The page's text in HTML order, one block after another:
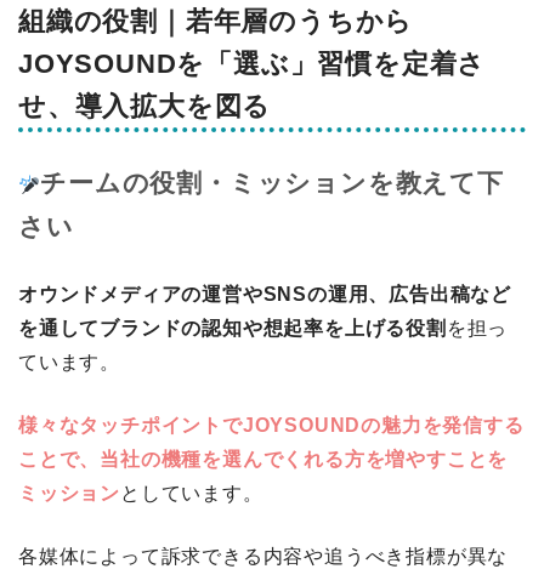
組織の役割｜ 若年層のうちから
JOYSOUNDを「選ぶ」習慣を定着さ
せ、導入拡大を図る
チームの役割・ミッションを教えて下
さい
オウンドメディアの運営やSNSの運用、広告出稿など
を通してブランドの認知や想起率を上げる役割 を担っ
ています。
様々なタッチポイントでJOYSOUNDの魅力を発信する
ことで、当社の機種を選んでくれる方を増やすことを
ミッション としています。
各媒体によって訴求できる内容や追うべき指標が異な